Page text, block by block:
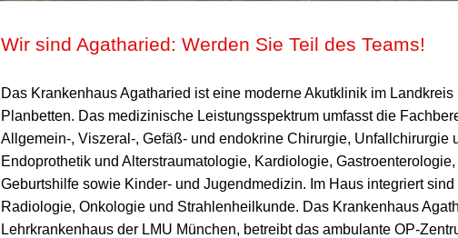
Wir sind Agatharied: Werden Sie Teil des Teams!
Das Krankenhaus Agatharied ist eine moderne Akutklinik im
Planbetten. Das medizinische Leistungsspektrum umfasst die
Allgemein-, Viszeral-, Gefäß- und endokrine Chirurgie, Unfallchirurgie
Endoprothetik und Alterstraumatologie, Kardiologie,
Geburtshilfe sowie Kinder- und Jugendmedizin. Im Haus integriert
Radiologie, Onkologie und Strahlenheilkunde. Das Krankenhaus
Lehrkrankenhaus der LMU München, betreibt das ambulante OP-